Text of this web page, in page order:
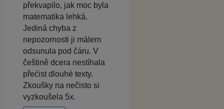
překvapilo, jak moc byla
matematika lehká.
Jediná chyba z
nepozornosti ji málem
odsunula pod čáru. V
češtině dcera nestíhala
přećist dlouhé texty.
Zkoušky na nečisto si
vyzkoušela 5x.